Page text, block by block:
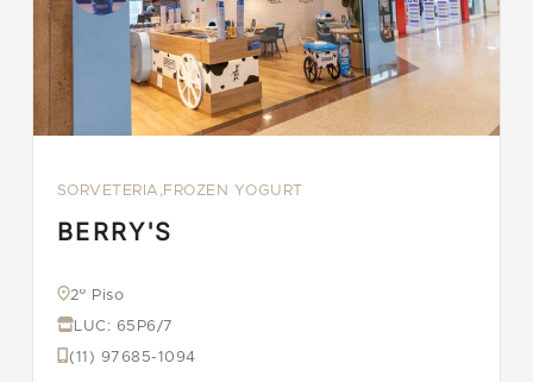
SORVETERIA,FROZEN YOGURT
BERRY'S
2º Piso
LUC: 65P6/7
(11) 97685-1094